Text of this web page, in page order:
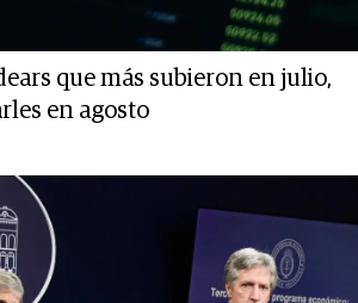
que más subieron en julio,
en agosto